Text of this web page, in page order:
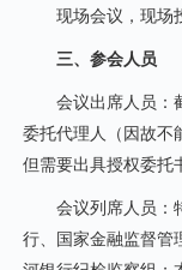
现场会议，现场投
三、参会人员
会议出席人员：截
委托代理人（因故不
但需要出具授权委托
会议列席人员：特
行、国家金融监督管